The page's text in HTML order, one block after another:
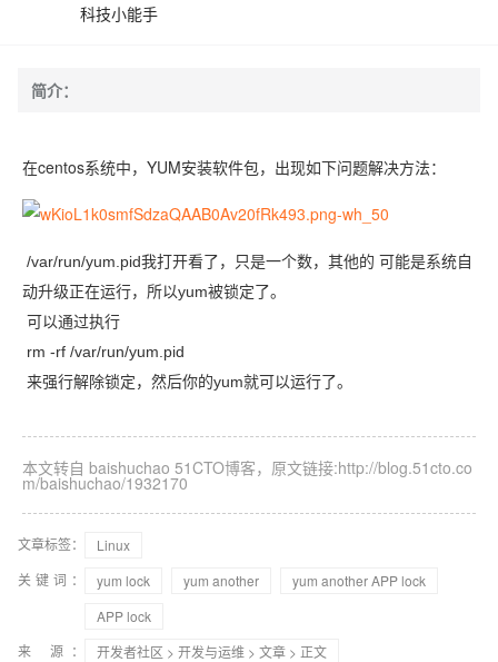
科技小能手
简介：
在centos系统中，YUM安装软件包，出现如下问题解决方法：
/var/run/yum.pid我打开看了，只是一个数，其他的 可能是系统自
动升级正在运行，所以yum被锁定了。
可以通过执行
rm -rf /var/run/yum.pid
来强行解除锁定，然后你的yum就可以运行了。
本文转自 baishuchao 51CTO博客，原文链接:http://blog.51cto.co
m/baishuchao/1932170
文章标签：
Linux
关键词：
yum lock yum another
yum another APP lock
APP lock
来 源：
开发者社区 > 开发与运维 > 文章 > 正文